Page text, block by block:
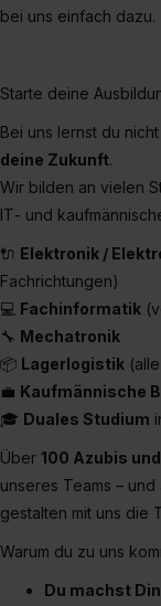
bei uns einfach dazu.
Starte deine
Bei uns lernst du
deine Zukunft.
Wir bilden an vielen
IT‑ und
🔌 Elektronik /
Fachrichtungen)
💻 Fachinformatik
🔧 Mechatronik
📦 Lagerlogistik
💼 Kaufmännische
🎓 Duales Studium
Über 100 Azubis
unseres Teams –
gestalten mit uns die
Warum du zu uns
Du machst